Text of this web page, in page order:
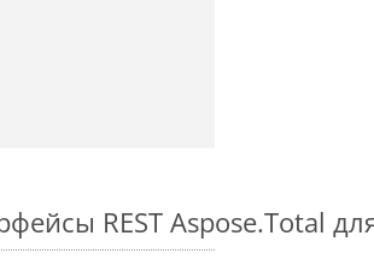
REST Aspose.Total